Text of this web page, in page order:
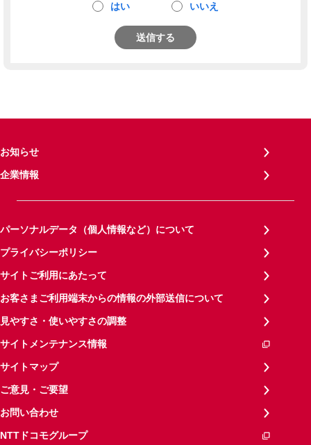
はい いいえ
送信する
お知らせ
企業情報
パーソナルデータ（個人情報など）について
プライバシーポリシー
サイトご利用にあたって
お客さまご利用端末からの情報の外部送信について
見やすさ・使いやすさの調整
サイトメンテナンス情報
サイトマップ
ご意見・ご要望
お問い合わせ
NTTドコモグループ